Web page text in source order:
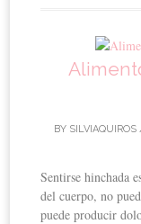
BY SILVIAQUIROS
Sentirse hinchada
del cuerpo, no
puede producir